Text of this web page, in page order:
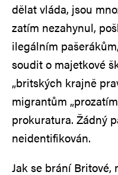
dělat vláda, jsou
zatím nezahynul,
ilegálním
soudit o majetkové
„britských krajně
migrantům
prokuratura. Žádný
neidentifikován.
Jak se brání Britové,